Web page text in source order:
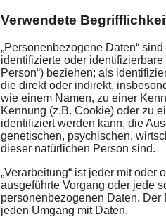
Verwendete
„Personenbezogene Daten“
identifizierte oder
Person“) beziehen; als
die direkt oder indirekt,
wie einem Namen, zu einer
Kennung (z.B. Cookie) oder zu
identifiziert werden kann, die
genetischen, psychischen,
dieser natürlichen Person sind.
„Verarbeitung“ ist jeder mit oder
ausgeführte Vorgang oder jede
personenbezogenen Daten.
jeden Umgang mit Daten.